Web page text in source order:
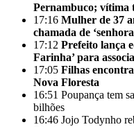
Pernambuco; vítima
17:16 Mulher de 37
chamada de
17:12 Prefeito lança
Farinha’ para
17:05 Filhas
Nova Floresta
16:51 Poupança tem
bilhões
16:46 Jojo Todynho